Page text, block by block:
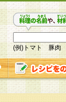
(例)トマト 豚肉